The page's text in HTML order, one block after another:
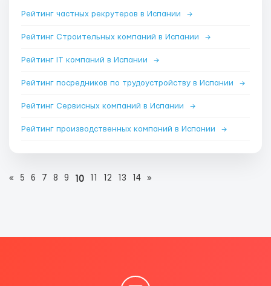
Рейтинг частных рекрутеров в Испании →
Рейтинг Строительных компаний в Испании →
Рейтинг IT компаний в Испании →
Рейтинг посредников по трудоустройству в Испании →
Рейтинг Сервисных компаний в Испании →
Рейтинг производственных компаний в Испании →
« 5 6 7 8 9 10 12 13 14 »